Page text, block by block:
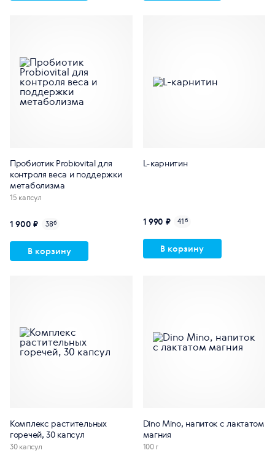
Пробиотик Probiovital для
контроля веса и поддержки
метаболизма
15 капсул
1 900 ₽ 38б
В корзину
L-карнитин
1 990 ₽ 41б
В корзину
Комплекс растительных
горечей, 30 капсул
30 капсул
Dino Mino, напиток с лактатом
магния
100 г